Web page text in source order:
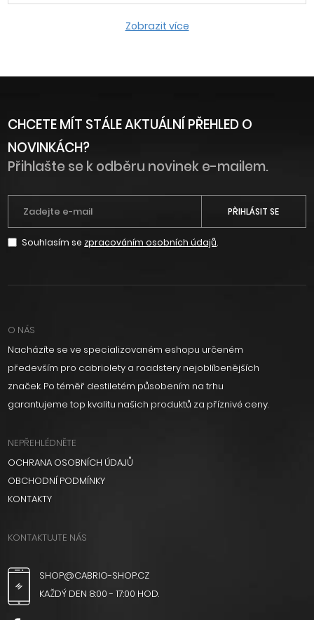
Zobrazit více
CHCETE MÍT STÁLE AKTUÁLNÍ PŘEHLED O
NOVINKÁCH?
Přihlašte se k odběru novinek e-mailem.
PŘIHLÁSIT SE
Souhlasím se zpracováním osobních údajů.
O NÁS
Nacházíte se ve specializovaném eshopu určeném
především pro cabriolety a roadstery nejoblíbenějších
značek. Po téměř destiletém působením na trhu
garantujeme top kvalitu našich produktů za příznivé ceny.
NEPŘEHLÉDNĚTE
OCHRANA OSOBNÍCH ÚDAJŮ
OBCHODNÍ PODMÍNKY
KONTAKTY
KONTAKTUJTE NÁS
SHOP@CABRIO-SHOP.CZ
KAŽDÝ DEN 8:00 - 17:00 HOD.